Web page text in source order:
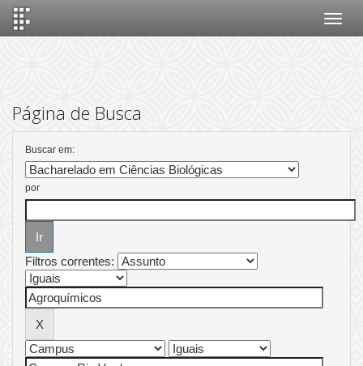
Página de Busca
Buscar em:
por
Filtros correntes: